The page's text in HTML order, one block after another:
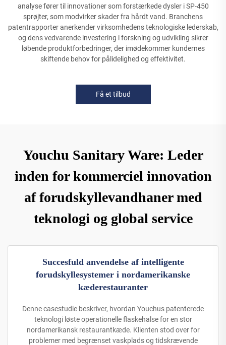
analyse fører til innovationer som forstærkede dysler i SP-450
sprøjter, som modvirker skader fra hårdt vand. Branchens
patentrapporter anerkender virksomhedens teknologiske lederskab,
og dens vedvarende investering i forskning og udvikling sikrer
løbende produktforbedringer, der imødekommer kundernes
skiftende behov for pålidelighed og effektivitet.
Få et tilbud
Youchu Sanitary Ware: Leder
inden for kommerciel innovation
af forudskyllevandhaner med
teknologi og global service
Succesfuld anvendelse af intelligente
forudskyllesystemer i nordamerikanske
kæderestauranter
Denne casestudie beskriver, hvordan Youchus patenterede
teknologi løste operationelle flaskehalse for en stor
nordamerikansk restaurantkæde. Klienten stod over for
problemer med begrænset vaskplads og tidskrævende